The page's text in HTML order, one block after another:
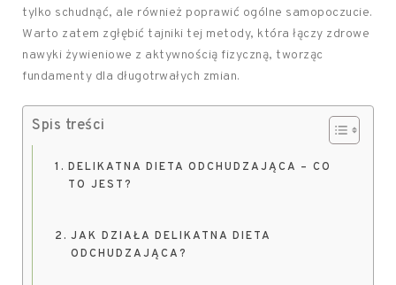
tylko schudnąć, ale również poprawić ogólne samopoczucie.
Warto zatem zgłębić tajniki tej metody, która łączy zdrowe
nawyki żywieniowe z aktywnością fizyczną, tworząc
fundamenty dla długotrwałych zmian.
Spis treści
DELIKATNA DIETA ODCHUDZAJĄCA – CO
TO JEST?
JAK DZIAŁA DELIKATNA DIETA
ODCHUDZAJĄCA?